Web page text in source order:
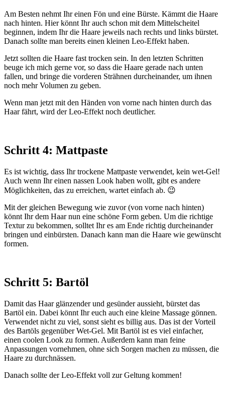
Am Besten nehmt Ihr einen Fön und eine Bürste. Kämmt die Haare
nach hinten. Hier könnt Ihr auch schon mit dem Mittelscheitel
beginnen, indem Ihr die Haare jeweils nach rechts und links bürstet.
Danach sollte man bereits einen kleinen Leo-Effekt haben.
Jetzt sollten die Haare fast trocken sein. In den letzten Schritten
beuge ich mich gerne vor, so dass die Haare gerade nach unten
fallen, und bringe die vorderen Strähnen durcheinander, um ihnen
noch mehr Volumen zu geben.
Wenn man jetzt mit den Händen von vorne nach hinten durch das
Haar fährt, wird der Leo-Effekt noch deutlicher.
Schritt 4: Mattpaste
Es ist wichtig, dass Ihr trockene Mattpaste verwendet, kein wet-Gel!
Auch wenn Ihr einen nassen Look haben wollt, gibt es andere
Möglichkeiten, das zu erreichen, wartet einfach ab. 😉
Mit der gleichen Bewegung wie zuvor (von vorne nach hinten)
könnt Ihr dem Haar nun eine schöne Form geben. Um die richtige
Textur zu bekommen, solltet Ihr es am Ende richtig durcheinander
bringen und einbürsten. Danach kann man die Haare wie gewünscht
formen.
Schritt 5: Bartöl
Damit das Haar glänzender und gesünder aussieht, bürstet das
Bartöl ein. Dabei könnt Ihr euch auch eine kleine Massage gönnen.
Verwendet nicht zu viel, sonst sieht es billig aus. Das ist der Vorteil
des Bartöls gegenüber Wet-Gel. Mit Bartöl ist es viel einfacher,
einen coolen Look zu formen. Außerdem kann man feine
Anpassungen vornehmen, ohne sich Sorgen machen zu müssen, die
Haare zu durchnässen.
Danach sollte der Leo-Effekt voll zur Geltung kommen!